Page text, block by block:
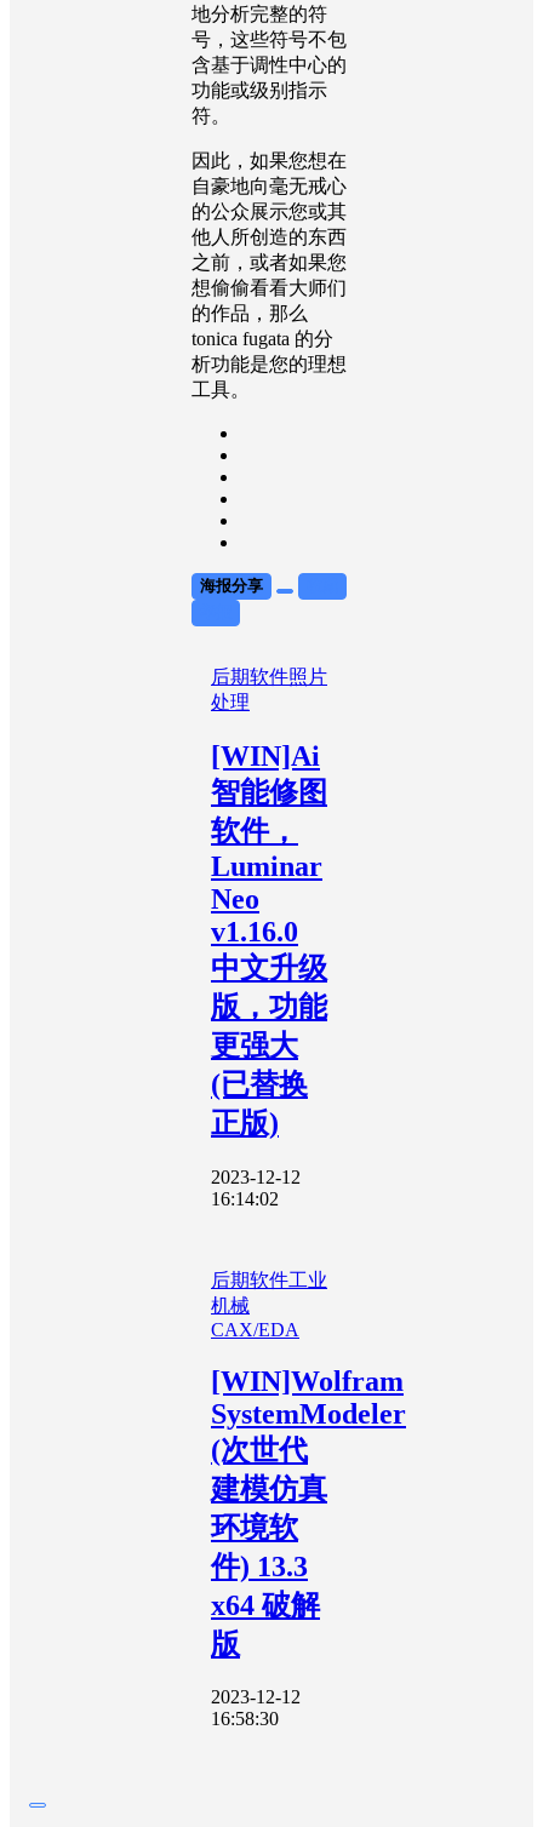
地分析完整的符
号，这些符号不包
含基于调性中心的
功能或级别指示
符。
因此，如果您想在
自豪地向毫无戒心
的公众展示您或其
他人所创造的东西
之前，或者如果您
想偷偷看看大师们
的作品，那么
tonica fugata 的分
析功能是您的理想
工具。
海报分享
后期软件照片
处理
[WIN]Ai
智能修图
软件，
Luminar
Neo
v1.16.0
中文升级
版，功能
更强大
(已替换
正版)
2023-12-12
16:14:02
后期软件工业
机械
CAX/EDA
[WIN]Wolfram
SystemModeler
(次世代
建模仿真
环境软
件) 13.3
x64 破解
版
2023-12-12
16:58:30